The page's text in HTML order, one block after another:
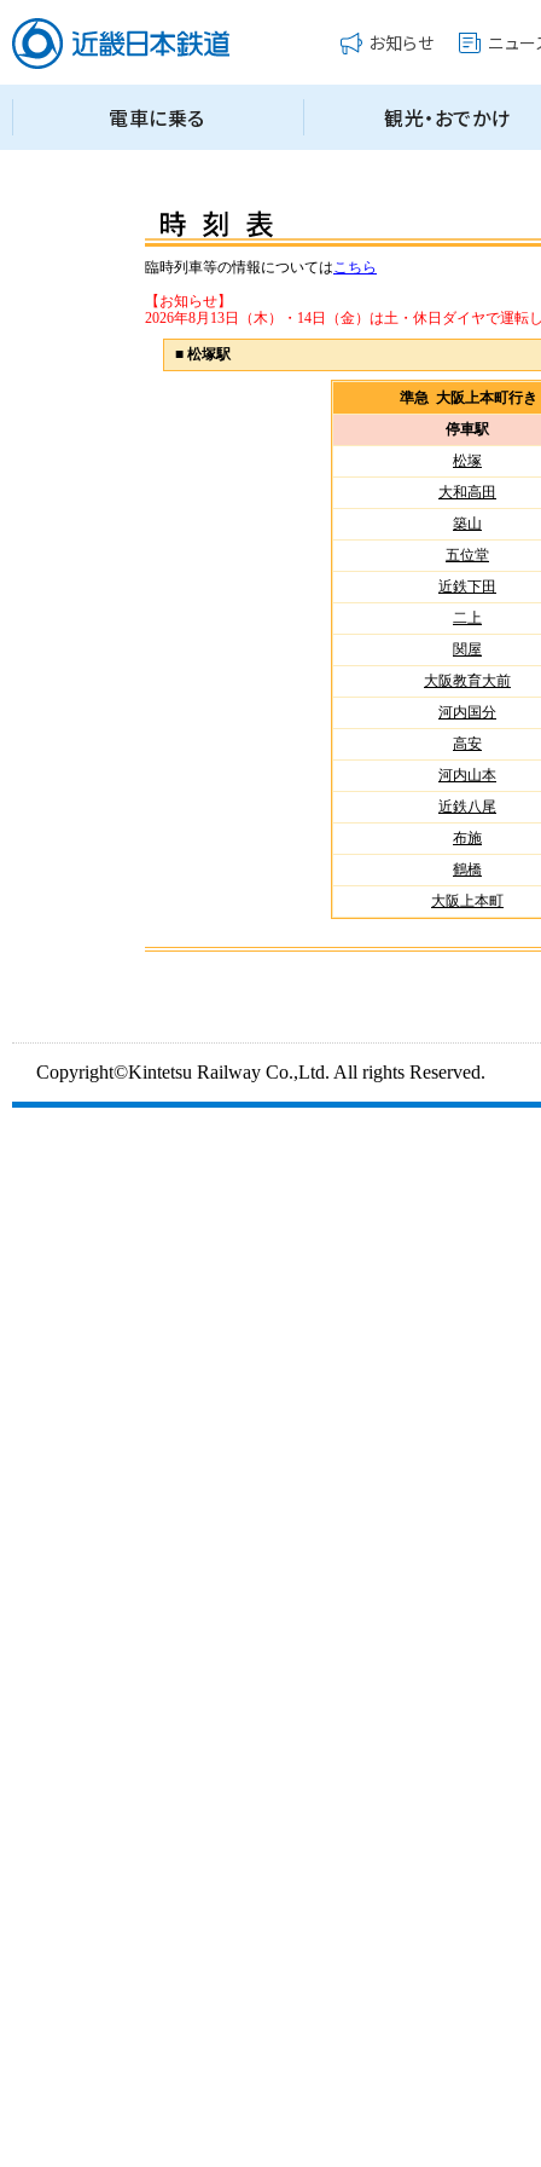
臨時列車等の情報についてはこちら
【お知らせ】
2026年8月13日（木）・14日（金）は土・休日ダイヤで運転
■ 松塚駅
準急 大阪上本町行
停車駅
松塚
大和高田
築山
五位堂
近鉄下田
二上
関屋
大阪教育大前
河内国分
高安
河内山本
近鉄八尾
布施
鶴橋
大阪上本町